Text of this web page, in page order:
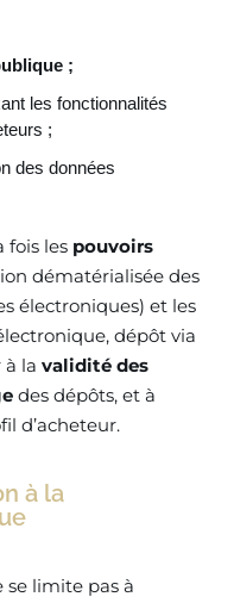
;
les fonctionnalités
;
des données
fois les pouvoirs
dématérialisée des
électroniques) et les
dépôt via
la validité des
des dépôts, et à
d’acheteur.
à la
se limite pas à